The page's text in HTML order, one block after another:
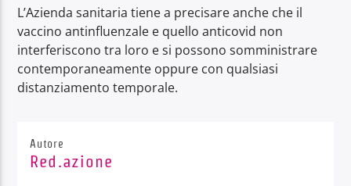
L’Azienda sanitaria tiene a precisare anche che il
vaccino antinfluenzale e quello anticovid non
interferiscono tra loro e si possono somministrare
contemporaneamente oppure con qualsiasi
distanziamento temporale.
Autore
Red.azione